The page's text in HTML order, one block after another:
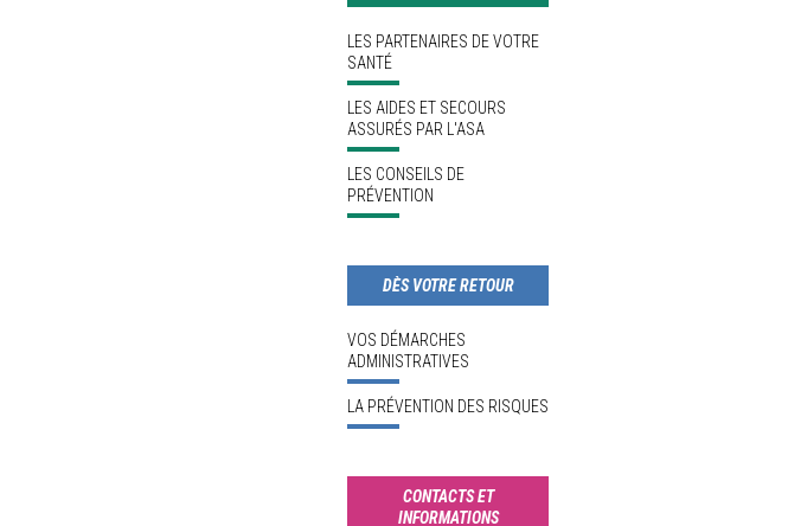
LES PARTENAIRES DE VOTRE
SANTÉ
LES AIDES ET SECOURS
ASSURÉS PAR L'ASA
LES CONSEILS DE
PRÉVENTION
DÈS VOTRE RETOUR
VOS DÉMARCHES
ADMINISTRATIVES
LA PRÉVENTION DES RISQUES
CONTACTS ET
INFORMATIONS